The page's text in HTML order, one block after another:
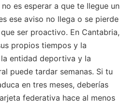
es esperar a que te llegue un
ese aviso no llega o se pierde
ser proactivo. En Cantabria,
propios tiempos y la
entidad deportiva y la
puede tardar semanas. Si tu
en tres meses, deberías
federativa hace al menos